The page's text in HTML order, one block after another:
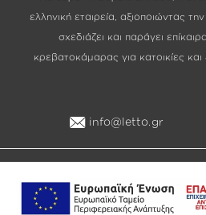
ελληνική εταιρεία, αξιοποιώντας
σχεδιάζει και παράγει
κρεβατοκάμαρας για κατοικίες
info@letto.gr